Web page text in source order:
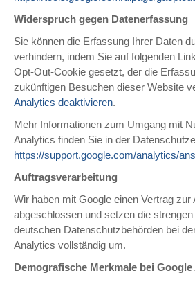
Widerspruch gegen Datenerfassung
Sie können die Erfassung Ihrer Daten
verhindern, indem Sie auf folgenden
Opt-Out-Cookie gesetzt, der die
zukünftigen Besuchen dieser Website
Analytics deaktivieren.
Mehr Informationen zum Umgang mit
Analytics finden Sie in der
https://support.google.com/analytics/
Auftragsverarbeitung
Wir haben mit Google einen Vertrag zur
abgeschlossen und setzen die
deutschen Datenschutzbehörden bei
Analytics vollständig um.
Demografische Merkmale bei